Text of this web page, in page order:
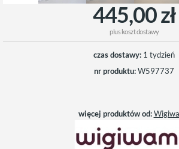
445,00 zł
pluskoszt dostawy
czas dostawy: 1 tydzień
nr produktu:W597737
więcej produktów od: